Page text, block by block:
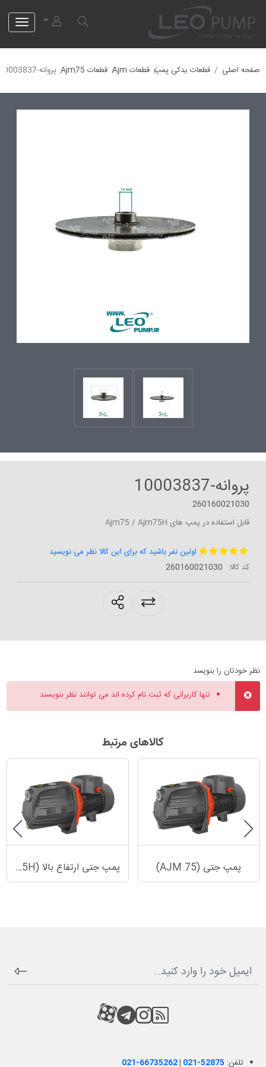
صفحه اصلی قطعات یدکی پمپ قطعات Ajm قطعات Ajm75 پروانه-10003837
پروانه-10003837
‎260160021030
قابل استفاده در پمپ های Ajm75 / Ajm75H
اولین نفر باشید که برای این کالا نظر می نویسید
کد کالا: ‎260160021030
products.sharing
نظر خودتان را بنویسد
تنها کاربرانی که ثبت نام کرده اند می توانند نظر بنویسند
کالاهای مرتبط
پمپ جتی (AJM 75) پمپ جتی ارتفاع بالا (AJM 75H)
RSS
کانال آپارات
کانال تلگرام
کانال آپارات
تلفن: 021-66735262| 021-52875